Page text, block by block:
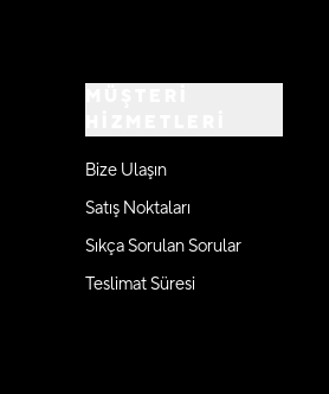
Bize Ulaşın
Satış Noktaları
Sıkça Sorulan Sorular
Teslimat Süresi